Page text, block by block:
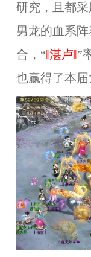
研究，且都
男龙的血系
合，“‖湛卢‖”
也赢得了本届